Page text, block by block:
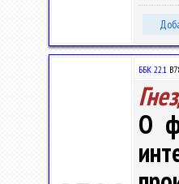
ББК 22.1
О